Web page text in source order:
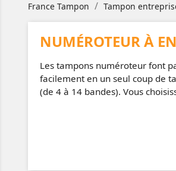
France Tampon Tampon
NUMÉROTEUR À
Les tampons numéroteur font
facilement en un seul coup de
(de 4 à 14 bandes). Vous